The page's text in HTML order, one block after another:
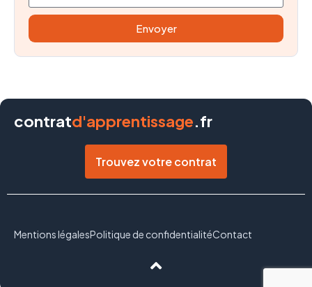
Envoyer
contratd'apprentissage.fr
Trouvez votre contrat
Mentions légalesPolitique de confidentialitéContact